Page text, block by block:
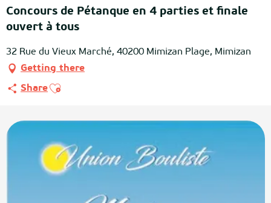
Concours de Pétanque en 4 parties et finale
ouvert à tous
32 Rue du Vieux Marché, 40200 Mimizan Plage, Mimizan
Getting there
ShareAjouter aux favoris